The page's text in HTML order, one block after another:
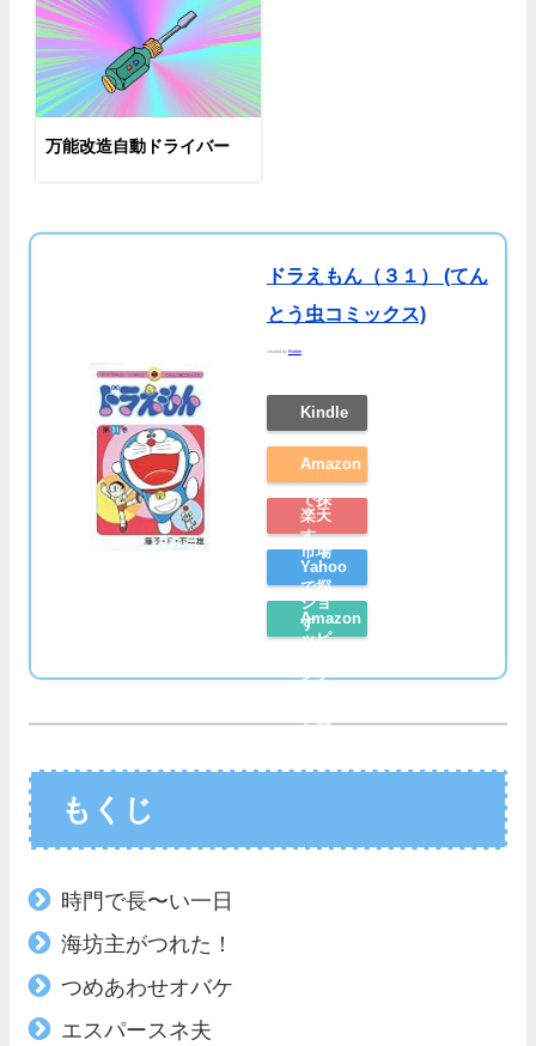
万能改造自動ドライバー
ドラえもん（３１） (てん
とう虫コミックス)
created by Rinker
Kindle
Amazon
で探
す
楽天
市場
で探
す
Yahoo
ショ
ッピ
ング
Amazon
を読
もくじ
時門で長〜い一日
海坊主がつれた！
つめあわせオバケ
エスパースネ夫